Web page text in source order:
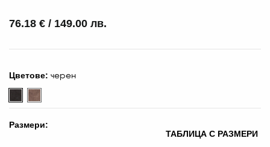
76.18 € / 149.00 лв.
Цветове: черен
Размери:
ТАБЛИЦА С РАЗМЕРИ